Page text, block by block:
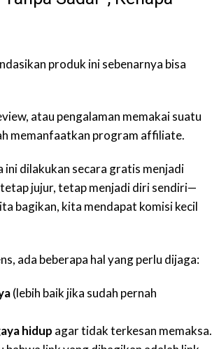
produk ini sebenarnya bisa
atau pengalaman memakai suatu
memanfaatkan program affiliate.
dilakukan secara gratis menjadi
jujur, tetap menjadi diri sendiri—
bagikan, kita mendapat komisi kecil
ada beberapa hal yang perlu dijaga:
(lebih baik jika sudah pernah
hidup agar tidak terkesan memaksa.